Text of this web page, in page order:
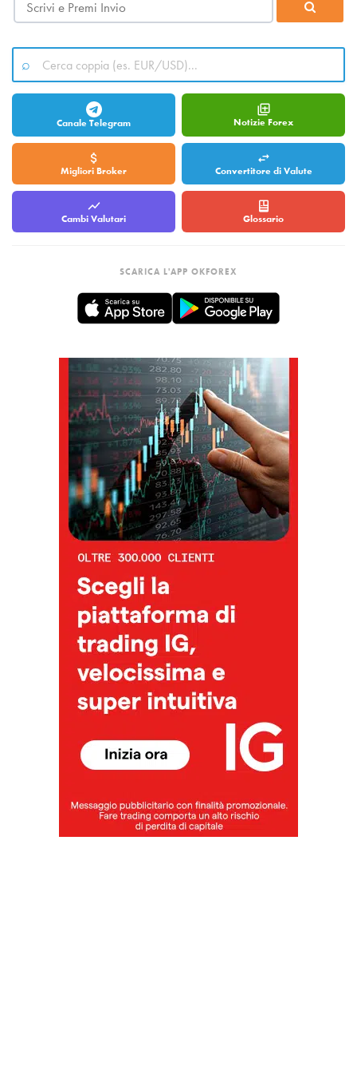
Canale Telegram Notizie Forex
Migliori Broker Convertitore di Valute
Cambi Valutari Glossario
SCARICA L'APP OKFOREX